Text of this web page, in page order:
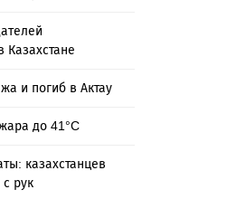
Казахстане
и погиб в Актау
до 41°C
казахстанцев
рук